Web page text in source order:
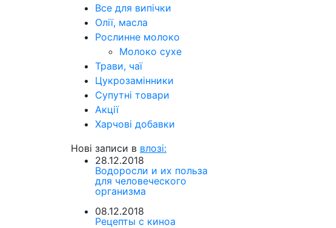
Все для випічки
Олії, масла
Рослинне молоко
Молоко сухе
Трави, чаї
Цукрозамінники
Супутні товари
Акції
Харчові добавки
Нові записи в влозі:
28.12.2018
Водоросли и их польза
для человеческого
организма
08.12.2018
Рецепты с киноа